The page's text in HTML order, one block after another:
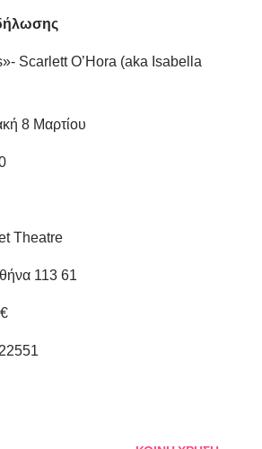
Scarlett O’Hora (aka Isabella
8 Μαρτίου
Theatre
113 61